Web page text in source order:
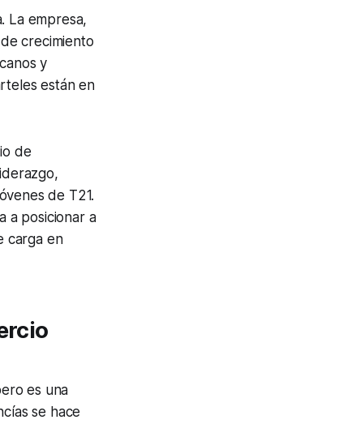
La empresa,
crecimiento
y
están en
de
de T21.
a posicionar a
carga en
es una
se hace